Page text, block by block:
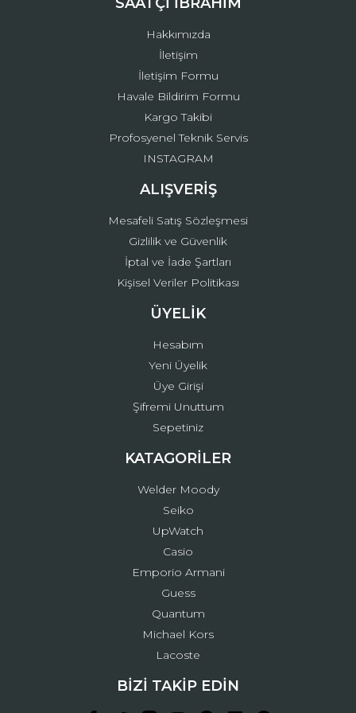
Gönder
Hakkımızda
İletişim
İletişim Formu
Havale Bildirim Formu
Kargo Takibi
Profosyenel Teknik Servis
INSTAGRAM
ALIŞVERİŞ
Mesafeli Satış Sözleşmesi
Gizlilik ve Güvenlik
İptal ve İade Şartları
Kişisel Veriler Politikası
ÜYELİK
Hesabım
Yeni Üyelik
Üye Girişi
Şifremi Unuttum
Sepetiniz
KATAGORİLER
Welder Moody
Seiko
UpWatch
Casio
Emporio Armani
Guess
Quantum
Michael Kors
Lacoste
BİZİ TAKİP EDİN